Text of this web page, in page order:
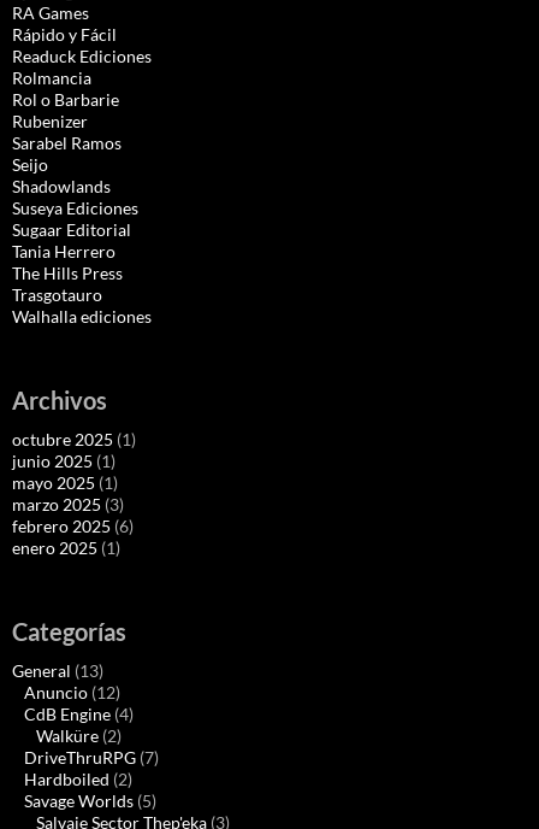
RA Games
Rápido y Fácil
Readuck Ediciones
Rolmancia
Rol o Barbarie
Rubenizer
Sarabel Ramos
Seijo
Shadowlands
Suseya Ediciones
Sugaar Editorial
Tania Herrero
The Hills Press
Trasgotauro
Walhalla ediciones
Archivos
octubre 2025 (1)
junio 2025 (1)
mayo 2025 (1)
marzo 2025 (3)
febrero 2025 (6)
enero 2025 (1)
Categorías
General (13)
Anuncio (12)
CdB Engine (4)
Walküre (2)
DriveThruRPG (7)
Hardboiled (2)
Savage Worlds (5)
Salvaje Sector Thep'eka (3)